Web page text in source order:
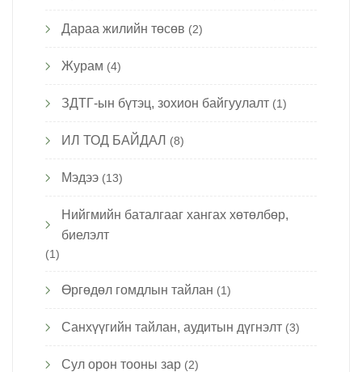
Дараа жилийн төсөв (2)
Журам (4)
ЗДТГ-ын бүтэц, зохион байгуулалт (1)
ИЛ ТОД БАЙДАЛ (8)
Мэдээ (13)
Нийгмийн баталгааг хангах хөтөлбөр,
биелэлт
(1)
Өргөдөл гомдлын тайлан (1)
Санхүүгийн тайлан, аудитын дүгнэлт (3)
Сул орон тооны зар (2)